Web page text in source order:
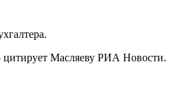
цитирует Масляеву РИА Новости.